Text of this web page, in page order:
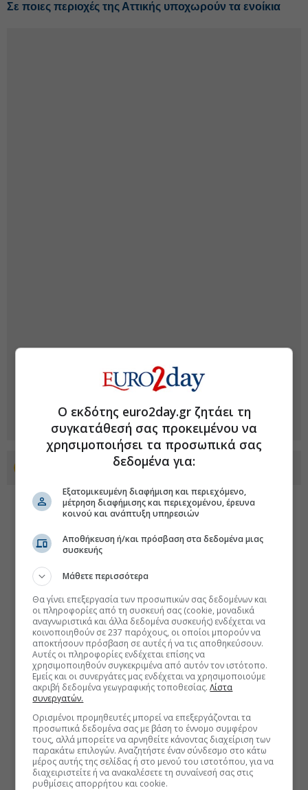
Σε ποιες περιοχές της Αττικής υποχωρούν τα ενοίκια
Προσθέστε το euro2day.gr στο Discover
Ο εκδότης euro2day.gr ζητάει τη
συγκατάθεσή σας προκειμένου να
χρησιμοποιήσει τα προσωπικά σας
δεδομένα για:
Εξατομικευμένη διαφήμιση και περιεχόμενο,
μέτρηση διαφήμισης και περιεχομένου, έρευνα
κοινού και ανάπτυξη υπηρεσιών
Αποθήκευση ή/και πρόσβαση στα δεδομένα μιας
συσκευής
Μάθετε περισσότερα
Θα γίνει επεξεργασία των προσωπικών σας δεδομένων και
οι πληροφορίες από τη συσκευή σας (cookie, μοναδικά
αναγνωριστικά και άλλα δεδομένα συσκευής) ενδέχεται να
κοινοποιηθούν σε 237 παρόχους, οι οποίοι μπορούν να
αποκτήσουν πρόσβαση σε αυτές ή να τις αποθηκεύσουν.
Αυτές οι πληροφορίες ενδέχεται επίσης να
χρησιμοποιηθούν συγκεκριμένα από αυτόν τον ιστότοπο.
Εμείς και οι συνεργάτες μας ενδέχεται να χρησιμοποιούμε
ακριβή δεδομένα γεωγραφικής τοποθεσίας.Λίστα
συνεργατών.
Ορισμένοι προμηθευτές μπορεί να επεξεργάζονται τα
προσωπικά δεδομένα σας με βάση το έννομο συμφέρον
τους, αλλά μπορείτε να αρνηθείτε κάνοντας διαχείριση των
παρακάτω επιλογών. Αναζητήστε έναν σύνδεσμο στο κάτω
μέρος αυτής της σελίδας ή στο μενού του ιστοτόπου, για να
διαχειριστείτε ή να ανακαλέσετε τη συναίνεσή σας στις
ρυθμίσεις απορρήτου και cookie.